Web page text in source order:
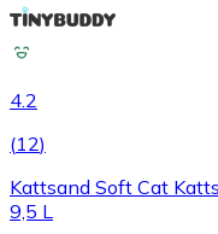
4.2
(12)
Kattsand Soft Cat
9,5 L